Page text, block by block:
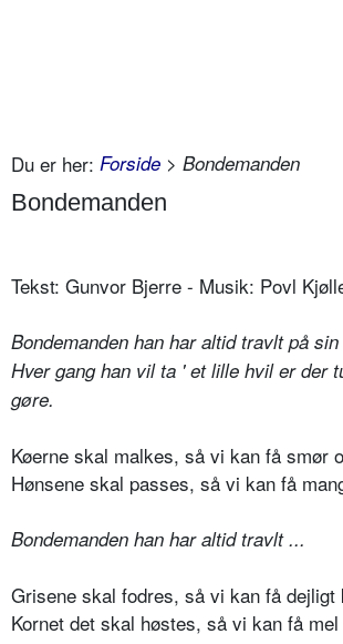
Du er her: Forside > Bondemanden
Bondemanden
Tekst: Gunvor Bjerre - Musik: Povl
Bondemanden han har altid travlt på sin
Hver gang han vil ta ' et lille hvil er der
gøre.
Køerne skal malkes, så vi kan få smør
Hønsene skal passes, så vi kan få
Bondemanden han har altid travlt ...
Grisene skal fodres, så vi kan få dejligt
Kornet det skal høstes, så vi kan få